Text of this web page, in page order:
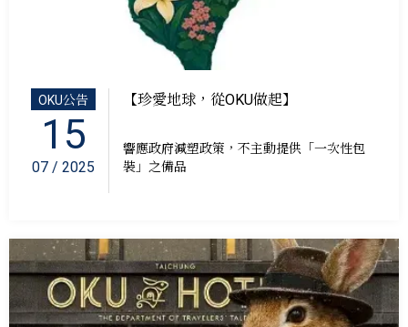
OKU公告
15
07 / 2025
【珍愛地球，從OKU做起】
響應政府減塑政策，不主動提供「一次性包
裝」之備品